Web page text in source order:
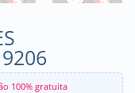
100% gratuita